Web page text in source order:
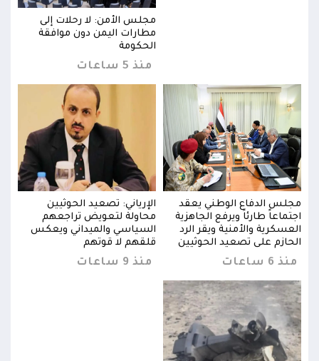
مجلس الأمن: لا رحلات إلى
مطارات اليمن دون موافقة
الحكومة
منذ 5 ساعات
مجلس الدفاع الوطني يعقد
اجتماعاً طارئاً ويرفع الجاهزية
العسكرية والأمنية ويقر الرد
الحازم على تصعيد الحوثيين
منذ 6 ساعات
الإرياني: تصعيد الحوثيين
محاولة لتعويض تراجعهم
السياسي والميداني ويعكس
قلقهم لا قوتهم
منذ 9 ساعات